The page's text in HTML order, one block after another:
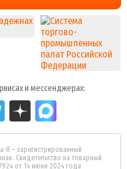
и мессенджерах:
Я – зарегистрированный
Свидетельство на товарный
от 14 июня 2024 года